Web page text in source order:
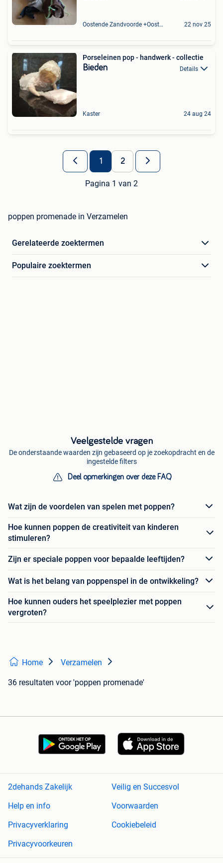
Oostende Zandvoorde +Oostende 22 nov 25
Porseleinen pop - handwerk - collectie
Bieden Details
Kaster 24 aug 24
1 2
Pagina 1 van 2
poppen promenade in Verzamelen
Gerelateerde zoektermen
Populaire zoektermen
Veelgestelde vragen
De onderstaande waarden zijn gebaseerd op je zoekopdracht en de
ingestelde filters
Deel opmerkingen over deze FAQ
Wat zijn de voordelen van spelen met poppen?
Hoe kunnen poppen de creativiteit van kinderen
stimuleren?
Zijn er speciale poppen voor bepaalde leeftijden?
Wat is het belang van poppenspel in de ontwikkeling?
Hoe kunnen ouders het speelplezier met poppen
vergroten?
Home Verzamelen
36 resultaten voor 'poppen promenade'
2dehands Zakelijk
Veilig en Succesvol
Help en info
Voorwaarden
Privacyverklaring
Cookiebeleid
Privacyvoorkeuren